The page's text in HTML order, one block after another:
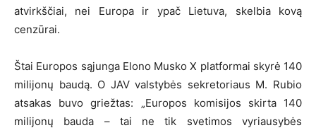
atvirkščiai, nei Europa ir ypač Lietuva, skelbia kovą
cenzūrai.
Štai Europos sąjunga Elono Musko X platformai skyrė 140
milijonų baudą. O JAV valstybės sekretoriaus M. Rubio
atsakas buvo griežtas: „Europos komisijos skirta 140
milijonų bauda – tai ne tik svetimos vyriausybės